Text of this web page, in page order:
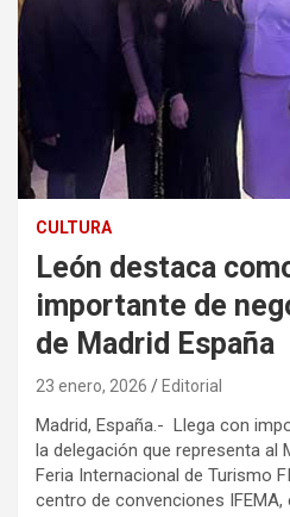
CULTURA
León destaca
importante de
de Madrid España
23 enero, 2026 Editorial
Madrid, España.- Llega con
la delegación que representa al
Feria Internacional de Turismo
centro de convenciones IFEMA,